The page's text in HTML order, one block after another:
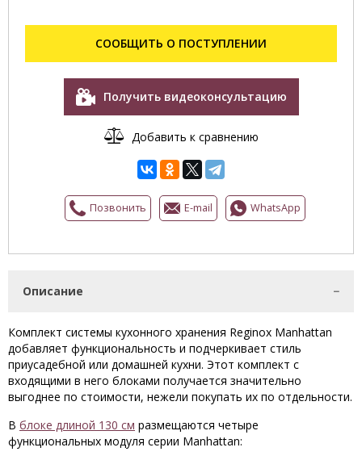
СООБЩИТЬ О ПОСТУПЛЕНИИ
Получить видеоконсультацию
Добавить к сравнению
Позвонить E-mail WhatsApp
Описание
Комплект системы кухонного хранения Reginox Manhattan
добавляет функциональность и подчеркивает стиль
приусадебной или домашней кухни. Этот комплект с
входящими в него блоками получается значительно
выгоднее по стоимости, нежели покупать их по отдельности.
В блоке длиной 130 см размещаются четыре
функциональных модуля серии Manhattan: